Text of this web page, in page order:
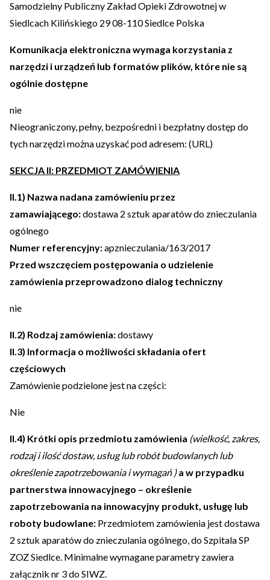
Samodzielny Publiczny Zakład Opieki Zdrowotnej w
Siedlcach Kilińskiego 29 08-110 Siedlce Polska
Komunikacja elektroniczna wymaga korzystania z
narzędzi i urządzeń lub formatów plików, które nie są
ogólnie dostępne
nie
Nieograniczony, pełny, bezpośredni i bezpłatny dostęp do
tych narzędzi można uzyskać pod adresem: (URL)
SEKCJA II: PRZEDMIOT ZAMÓWIENIA
II.1) Nazwa nadana zamówieniu przez
zamawiającego:dostawa 2 sztuk aparatów do znieczulania
ogólnego
Numer referencyjny:apznieczulania/163/2017
Przed wszczęciem postępowania o udzielenie
zamówienia przeprowadzono dialog techniczny
nie
II.2) Rodzaj zamówienia:dostawy
II.3) Informacja o możliwości składania ofert
częściowych
Zamówienie podzielone jest na części:
Nie
II.4) Krótki opis przedmiotu zamówienia (wielkość, zakres,
rodzaj i ilość dostaw, usług lub robót budowlanych lub
określenie zapotrzebowania i wymagań )a w przypadku
partnerstwa innowacyjnego – określenie
zapotrzebowania na innowacyjny produkt, usługę lub
roboty budowlane: Przedmiotem zamówienia jest dostawa
2 sztuk aparatów do znieczulania ogólnego, do Szpitala SP
ZOZ Siedlce. Minimalne wymagane parametry zawiera
załącznik nr 3 do SIWZ.